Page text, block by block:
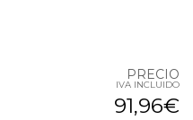
PRECIO
IVA INCLUIDO
91,96€